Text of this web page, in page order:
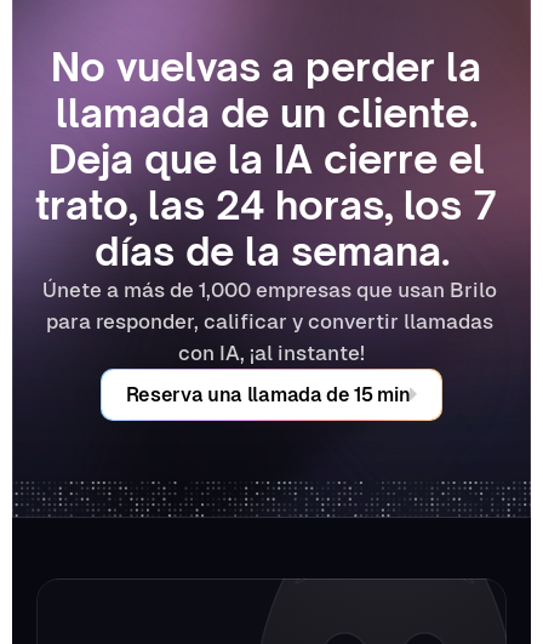
No vuelvas a perder la
llamada de un cliente.
Deja que la IA cierre el
trato, las 24 horas, los 7
días de la semana.
Únete a más de 1,000 empresas que usan Brilo
para responder, calificar y convertir llamadas
con IA, ¡al instante!
Reserva una llamada de 15 min